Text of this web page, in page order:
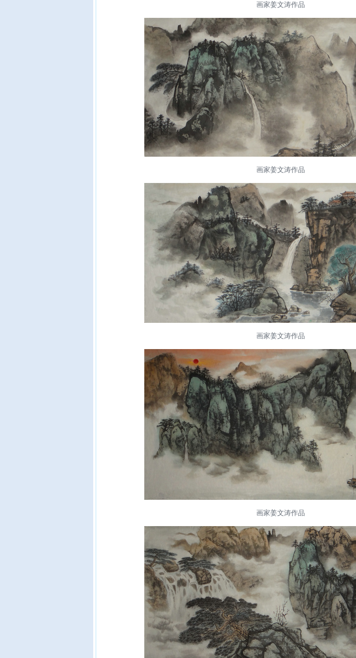
画家姜文涛作品
画家姜文涛作品
画家姜文涛作品
画家姜文涛作品